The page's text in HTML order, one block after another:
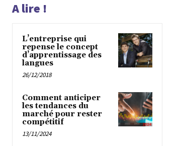
A lire !
L’entreprise qui
repense le concept
d’apprentissage des
langues
26/12/2018
Comment anticiper
les tendances du
marché pour rester
compétitif
13/11/2024